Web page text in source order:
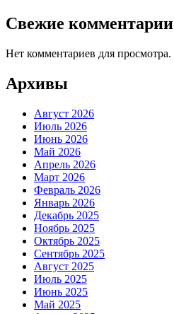
Свежие комментарии
Нет комментариев для просмотра.
Архивы
Август 2026
Июль 2026
Июнь 2026
Май 2026
Апрель 2026
Март 2026
Февраль 2026
Январь 2026
Декабрь 2025
Ноябрь 2025
Октябрь 2025
Сентябрь 2025
Август 2025
Июль 2025
Июнь 2025
Май 2025